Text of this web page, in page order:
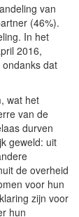
van
(46%).
In het
2016,
dat
wat het
van de
durven
geweld: uit
de overheid
voor hun
zijn voor
hun